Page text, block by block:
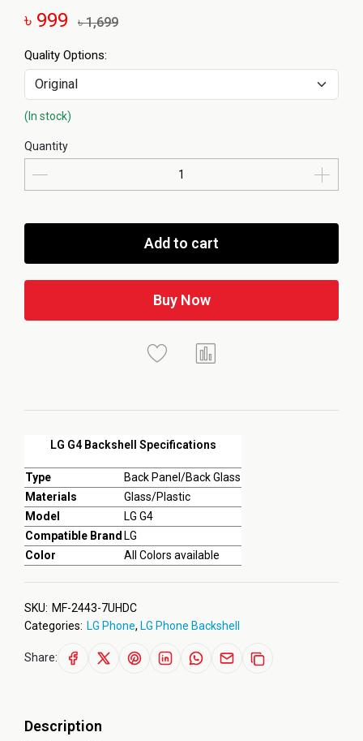
৳ 999 ৳ 1,699
LG G4 Backshell Specifications
Type
Back Panel/Back Glass
Materials
Glass/Plastic
Model
LG G4
Compatible Brand LG
Color
All Colors available
Quality Options:
(In stock)
Quantity
Add to cart
Buy Now
SKU: MF-2443-7UHDC
Categories: LG Phone, LG Phone Backshell
Share:
Description